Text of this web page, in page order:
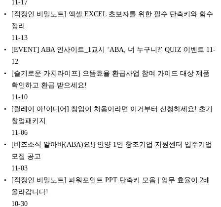
11-17
[직장인 비밀노트] 엑셀 EXCEL 초보자를 위한 필수 단축키와 함수
정리
11-13
[EVENT] ABA 인사이트_1교시 ‘ABA, 너 누구니?’ QUIZ 이벤트 11-
12
[슬기로운 가치라이프] 으뜸효율 환급사업 참여 가이드 대상 제품
확인하고 환급 받으세요!
11-10
[릴레이 아!이디어] 창업이 처음이라면 이거부터 신청하세요! 초기
창업패키지
11-06
[비즈소식 알아바(ABA)요!] 안양 1인 창조기업 지원센터 입주기업
모집 공고
11-03
[직장인 비밀노트] 파워포인트 PPT 단축키 모음 | 업무 효율이 2배
올라갑니다!
10-30